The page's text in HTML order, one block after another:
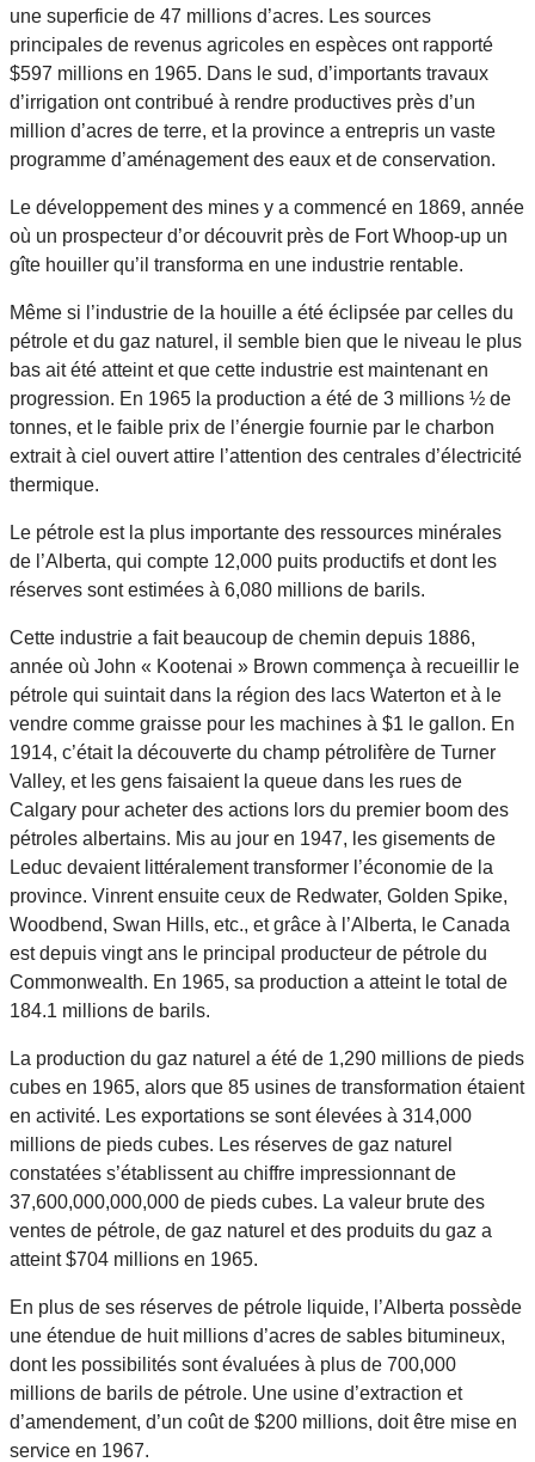
une superficie de 47 millions d’acres. Les sources
principales de revenus agricoles en espèces ont rapporté
$597 millions en 1965. Dans le sud, d’importants travaux
d’irrigation ont contribué à rendre productives près d’un
million d’acres de terre, et la province a entrepris un vaste
programme d’aménagement des eaux et de conservation.
Le développement des mines y a commencé en 1869, année
où un prospecteur d’or découvrit près de Fort Whoop-up un
gîte houiller qu’il transforma en une industrie rentable.
Même si l’industrie de la houille a été éclipsée par celles du
pétrole et du gaz naturel, il semble bien que le niveau le plus
bas ait été atteint et que cette industrie est maintenant en
progression. En 1965 la production a été de 3 millions ½ de
tonnes, et le faible prix de l’énergie fournie par le charbon
extrait à ciel ouvert attire l’attention des centrales d’électricité
thermique.
Le pétrole est la plus importante des ressources minérales
de l’Alberta, qui compte 12,000 puits productifs et dont les
réserves sont estimées à 6,080 millions de barils.
Cette industrie a fait beaucoup de chemin depuis 1886,
année où John « Kootenai » Brown commença à recueillir le
pétrole qui suintait dans la région des lacs Waterton et à le
vendre comme graisse pour les machines à $1 le gallon. En
1914, c’était la découverte du champ pétrolifère de Turner
Valley, et les gens faisaient la queue dans les rues de
Calgary pour acheter des actions lors du premier boom des
pétroles albertains. Mis au jour en 1947, les gisements de
Leduc devaient littéralement transformer l’économie de la
province. Vinrent ensuite ceux de Redwater, Golden Spike,
Woodbend, Swan Hills, etc., et grâce à l’Alberta, le Canada
est depuis vingt ans le principal producteur de pétrole du
Commonwealth. En 1965, sa production a atteint le total de
184.1 millions de barils.
La production du gaz naturel a été de 1,290 millions de pieds
cubes en 1965, alors que 85 usines de transformation étaient
en activité. Les exportations se sont élevées à 314,000
millions de pieds cubes. Les réserves de gaz naturel
constatées s’établissent au chiffre impressionnant de
37,600,000,000,000 de pieds cubes. La valeur brute des
ventes de pétrole, de gaz naturel et des produits du gaz a
atteint $704 millions en 1965.
En plus de ses réserves de pétrole liquide, l’Alberta possède
une étendue de huit millions d’acres de sables bitumineux,
dont les possibilités sont évaluées à plus de 700,000
millions de barils de pétrole. Une usine d’extraction et
d’amendement, d’un coût de $200 millions, doit être mise en
service en 1967.